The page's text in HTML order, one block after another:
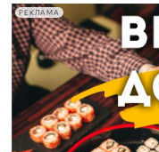
РЕКЛАМА